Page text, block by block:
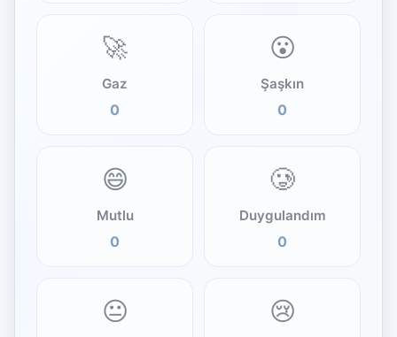
🚀
Gaz
0
😮
Şaşkın
0
😄
Mutlu
0
🥲
Duygulandım
0
😐 😢